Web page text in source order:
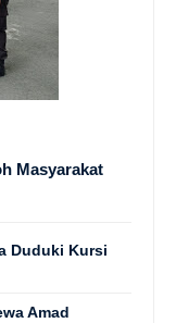
Masyarakat
Duduki Kursi
Amad